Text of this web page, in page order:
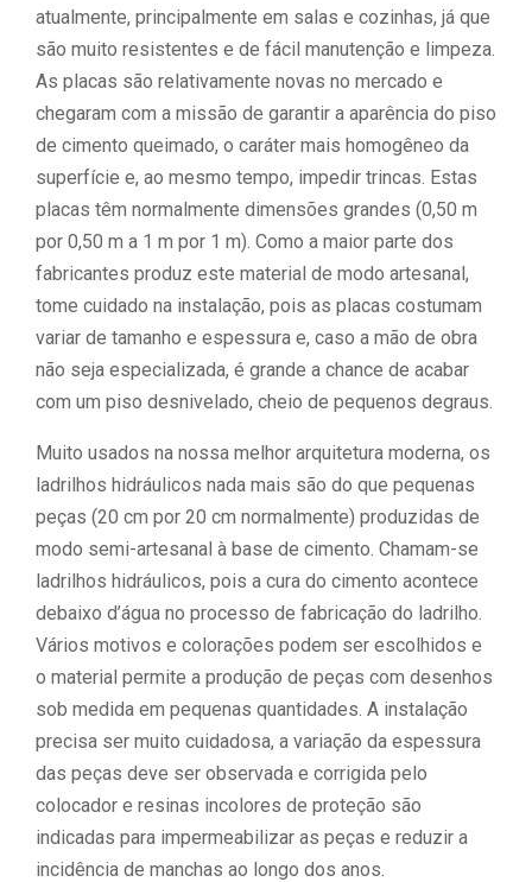
atualmente, principalmente em salas e cozinhas, já que
são muito resistentes e de fácil manutenção e limpeza.
As placas são relativamente novas no mercado e
chegaram com a missão de garantir a aparência do piso
de cimento queimado, o caráter mais homogêneo da
superfície e, ao mesmo tempo, impedir trincas. Estas
placas têm normalmente dimensões grandes (0,50 m
por 0,50 m a 1 m por 1 m). Como a maior parte dos
fabricantes produz este material de modo artesanal,
tome cuidado na instalação, pois as placas costumam
variar de tamanho e espessura e, caso a mão de obra
não seja especializada, é grande a chance de acabar
com um piso desnivelado, cheio de pequenos degraus.
Muito usados na nossa melhor arquitetura moderna, os
ladrilhos hidráulicos nada mais são do que pequenas
peças (20 cm por 20 cm normalmente) produzidas de
modo semi-artesanal à base de cimento. Chamam-se
ladrilhos hidráulicos, pois a cura do cimento acontece
debaixo d’água no processo de fabricação do ladrilho.
Vários motivos e colorações podem ser escolhidos e
o material permite a produção de peças com desenhos
sob medida em pequenas quantidades. A instalação
precisa ser muito cuidadosa, a variação da espessura
das peças deve ser observada e corrigida pelo
colocador e resinas incolores de proteção são
indicadas para impermeabilizar as peças e reduzir a
incidência de manchas ao longo dos anos.